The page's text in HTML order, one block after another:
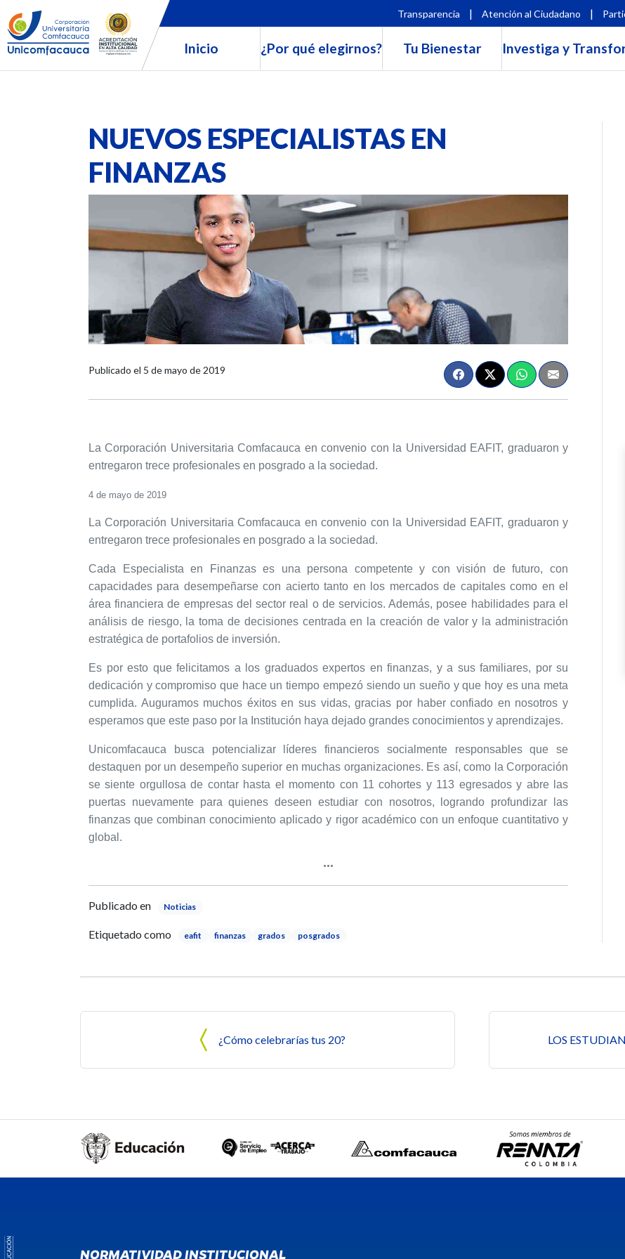
Transparencia | Atención al Ciudadano |
Inicio ¿Por qué elegirnos? Tu Bienestar Investiga y
NUEVOS ESPECIALISTAS EN
FINANZAS
Publicado el 5 de mayo de 2019
La Corporación Universitaria Comfacauca en convenio con la Universidad EAFIT, graduaron y
entregaron trece profesionales en posgrado a la sociedad.
4 de mayo de 2019
La Corporación Universitaria Comfacauca en convenio con la Universidad EAFIT, graduaron y
entregaron trece profesionales en posgrado a la sociedad.
Cada Especialista en Finanzas es una persona competente y con visión de futuro, con
capacidades para desempeñarse con acierto tanto en los mercados de capitales como en el
área financiera de empresas del sector real o de servicios. Además, posee habilidades para el
análisis de riesgo, la toma de decisiones centrada en la creación de valor y la administración
estratégica de portafolios de inversión.
Es por esto que felicitamos a los graduados expertos en finanzas, y a sus familiares, por su
dedicación y compromiso que hace un tiempo empezó siendo un sueño y que hoy es una meta
cumplida. Auguramos muchos éxitos en sus vidas, gracias por haber confiado en nosotros y
esperamos que este paso por la Institución haya dejado grandes conocimientos y aprendizajes.
Unicomfacauca busca potencializar líderes financieros socialmente responsables que se
destaquen por un desempeño superior en muchas organizaciones. Es así, como la Corporación
se siente orgullosa de contar hasta el momento con 11 cohortes y 113 egresados y abre las
puertas nuevamente para quienes deseen estudiar con nosotros, logrando profundizar las
finanzas que combinan conocimiento aplicado y rigor académico con un enfoque cuantitativo y
global.
Publicado en Noticias
Etiquetado como eafit finanzas grados posgrados
Navegación de entradas
¿Cómo celebrarías tus 20? LOS
NORMATIVIDAD INSTITUCIONAL